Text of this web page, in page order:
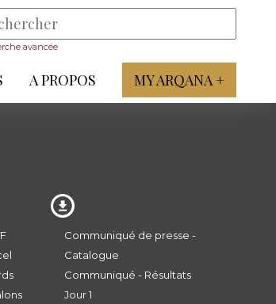
avancée
A PROPOS MY ARQANA +
Communiqué de presse -
Catalogue
Communiqué - Résultats
Jour 1